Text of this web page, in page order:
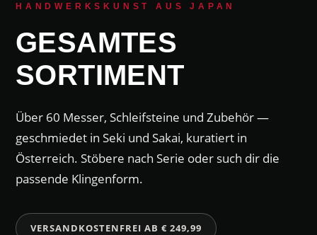
HANDWERKSKUNST AUS JAPAN
GESAMTES
SORTIMENT
Über 60 Messer, Schleifsteine und Zubehör —
geschmiedet in Seki und Sakai, kuratiert in
Österreich. Stöbere nach Serie oder such dir die
passende Klingenform.
VERSANDKOSTENFREI AB € 249,99